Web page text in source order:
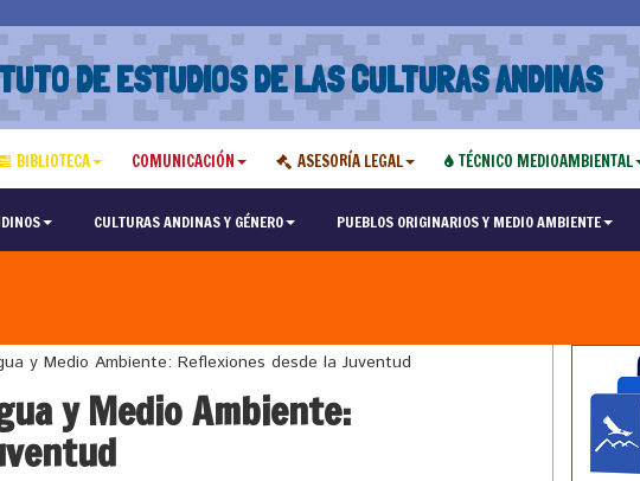
DE ESTUDIOS DE LAS CULTURAS ANDINAS
BIBLIOTECA COMUNICACIÓN ASESORÍA LEGAL TÉCNICO MEDIOAMBIENTAL
CULTURAS ANDINAS Y GÉNERO PUEBLOS ORIGINARIOS Y MEDIO AMBIENTE
y Medio Ambiente: Reflexiones desde la Juventud
y Medio Ambiente: